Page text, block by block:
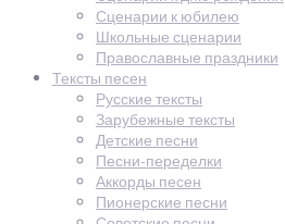
Сценарии к юбилею
Школьные сценарии
Православные праздники
Тексты песен
Русские тексты
Зарубежные тексты
Детские песни
Песни-переделки
Аккорды песен
Пионерские песни